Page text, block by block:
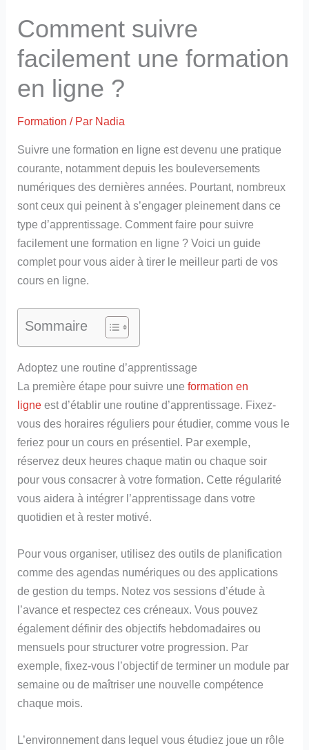
Comment suivre
facilement une formation
en ligne ?
Formation / Par Nadia
Suivre une formation en ligne est devenu une pratique
courante, notamment depuis les bouleversements
numériques des dernières années. Pourtant, nombreux
sont ceux qui peinent à s’engager pleinement dans ce
type d’apprentissage. Comment faire pour suivre
facilement une formation en ligne ? Voici un guide
complet pour vous aider à tirer le meilleur parti de vos
cours en ligne.
Sommaire
Adoptez une routine d’apprentissage
La première étape pour suivre uneformation en
ligne est d’établir une routine d’apprentissage. Fixez-
vous des horaires réguliers pour étudier, comme vous le
feriez pour un cours en présentiel. Par exemple,
réservez deux heures chaque matin ou chaque soir
pour vous consacrer à votre formation. Cette régularité
vous aidera à intégrer l’apprentissage dans votre
quotidien et à rester motivé.
Pour vous organiser, utilisez des outils de planification
comme des agendas numériques ou des applications
de gestion du temps. Notez vos sessions d’étude à
l’avance et respectez ces créneaux. Vous pouvez
également définir des objectifs hebdomadaires ou
mensuels pour structurer votre progression. Par
exemple, fixez-vous l’objectif de terminer un module par
semaine ou de maîtriser une nouvelle compétence
chaque mois.
L’environnement dans lequel vous étudiez joue un rôle